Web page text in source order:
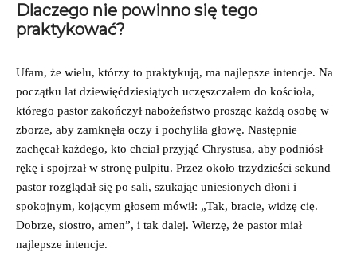
Dlaczego nie powinno się tego
praktykować?
Ufam, że wielu, którzy to praktykują, ma najlepsze intencje. Na
początku lat dziewięćdziesiątych uczęszczałem do kościoła,
którego pastor zakończył nabożeństwo prosząc każdą osobę w
zborze, aby zamknęła oczy i pochyliła głowę. Następnie
zachęcał każdego, kto chciał przyjąć Chrystusa, aby podniósł
rękę i spojrzał w stronę pulpitu. Przez około trzydzieści sekund
pastor rozglądał się po sali, szukając uniesionych dłoni i
spokojnym, kojącym głosem mówił: „Tak, bracie, widzę cię.
Dobrze, siostro, amen”, i tak dalej. Wierzę, że pastor miał
najlepsze intencje.